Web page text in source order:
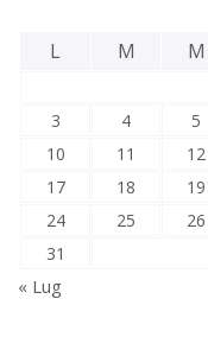
L M M
3
4 5
10
11 12
17
18 19
24
25 26
31
« Lug